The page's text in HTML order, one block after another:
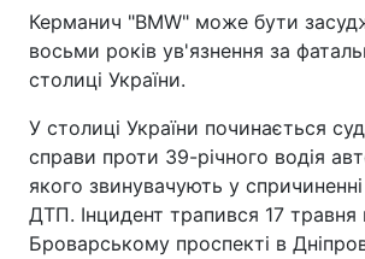
Керманич "BMW" може бути
восьми років ув'язнення за
столиці України.
У столиці України починається
справи проти 39-річного водія
якого звинувачують у
ДТП. Інцидент трапився 17 травня
Броварському проспекті в